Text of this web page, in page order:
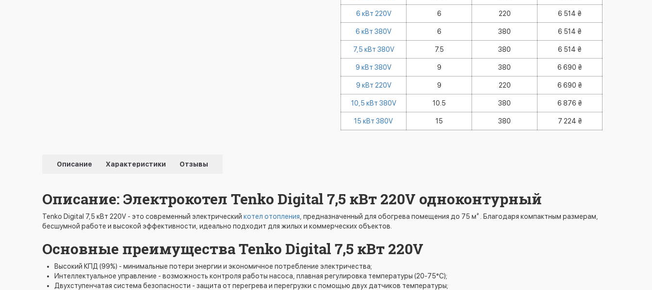
6 кВт 220V 6 220 6 514 ₴
6 кВт 380V 6 380 6 514 ₴
7,5 кВт 380V 7.5 380 6 514 ₴
9 кВт 380V 9 380 6 690 ₴
9 кВт 220V 9 220 6 690 ₴
10,5 кВт 380V 10.5 380 6 876 ₴
15 кВт 380V 15 380 7 224 ₴
Описание Характеристики Отзывы
Описание: Электрокотел Tenko Digital 7,5 кВт 220V одноконтурный
Tenko Digital 7,5 кВт 220V - это современный электрический котел отопления , предназначенный для обогрева помещения до 75 м² . Благодаря компактным размерам,
бесшумной работе и высокой эффективности, идеально подходит для жилых и коммерческих объектов.
Основные преимущества Tenko Digital 7,5 кВт 220V
Высокий КПД (99%) - минимальные потери энергии и экономичное потребление электричества;
Интеллектуальное управление - возможность контроля работы насоса, плавная регулировка температуры (20-75°C);
Двухступенчатая система безопасности - защита от перегрева и перегрузки с помощью двух датчиков температуры;